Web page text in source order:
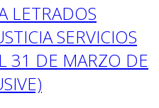
LETRADOS
SERVICIOS
31 DE MARZO DE